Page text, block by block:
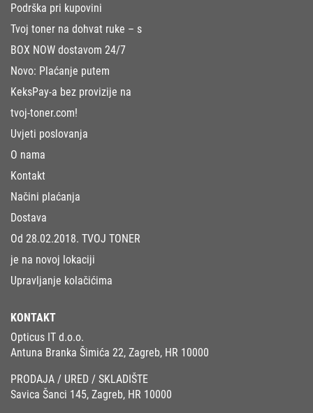
Podrška pri kupovini
Tvoj toner na dohvat ruke – s
BOX NOW dostavom 24/7
Novo: Plaćanje putem
KeksPay-a bez provizije na
tvoj-toner.com!
Uvjeti poslovanja
O nama
Kontakt
Načini plaćanja
Dostava
Od 28.02.2018. TVOJ TONER
je na novoj lokaciji
Upravljanje kolačićima
KONTAKT
Opticus IT d.o.o.
Antuna Branka Šimića 22, Zagreb, HR 10000
PRODAJA / URED / SKLADIŠTE
Savica Šanci 145, Zagreb, HR 10000